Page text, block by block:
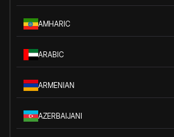
AMHARIC
ARABIC
ARMENIAN
AZERBAIJANI